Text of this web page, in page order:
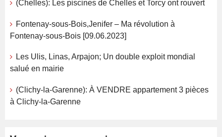
(Chelles): Les piscines de Chelles et Torcy ont rouvert
Fontenay-sous-Bois,Jenifer – Ma révolution à
Fontenay-sous-Bois [09.06.2023]
Les Ulis, Linas, Arpajon; Un double exploit mondial
salué en mairie
(Clichy-la-Garenne): À VENDRE appartement 3 pièces
à Clichy-la-Garenne